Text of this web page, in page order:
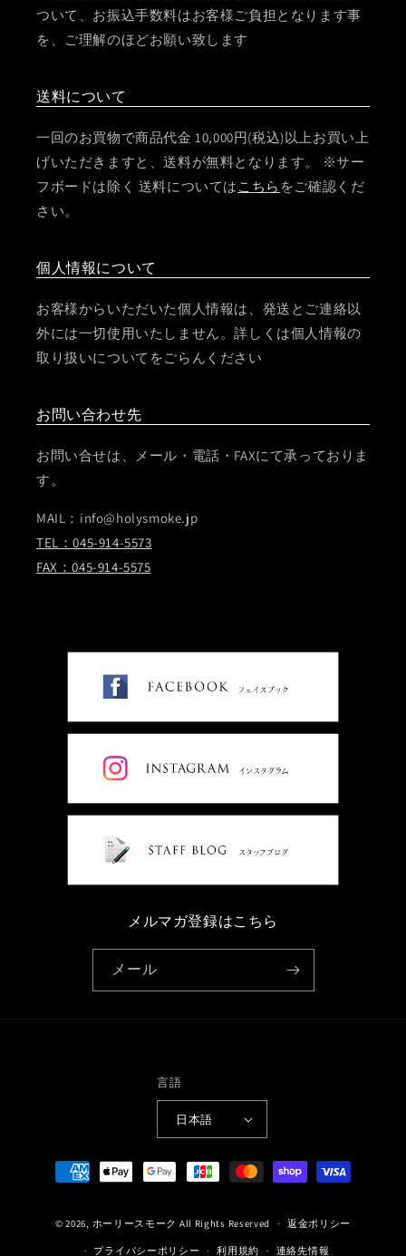
ついて、お振込手数料はお客様ご負担となります事
を、ご理解のほどお願い致します
送料について
一回のお買物で商品代金 10,000円(税込)以上お買い上
げいただきますと、送料が無料となります。 ※サー
フボードは除く 送料については こちら をご確認くだ
さい。
個人情報について
お客様からいただいた個人情報は、発送とご連絡以
外には一切使用いたしません。詳しくは個人情報の
取り扱いについてをごらんください
お問い合わせ先
お問い合せは、メール・電話・FAXにて承っておりま
す。
MAIL：info@holysmoke.jp
TEL：045-914-5573
FAX：045-914-5575
メルマガ登録はこちら
メール
言語
日本語
決
済
© 2026, ホーリースモーク All Rights Reserved 返金ポリシー
プライバシーポリシー 利用規約 連絡先情報